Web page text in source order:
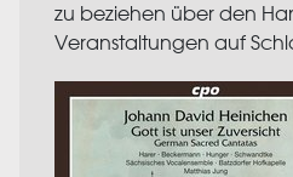
zu beziehen über den
Veranstaltungen auf